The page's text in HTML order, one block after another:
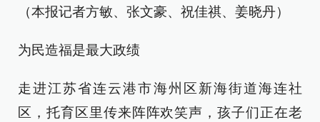
（本报记者方敏、张文豪、祝佳祺、姜晓丹）
为民造福是最大政绩
走进江苏省连云港市海州区新海街道海连社
区，托育区里传来阵阵欢笑声，孩子们正在老